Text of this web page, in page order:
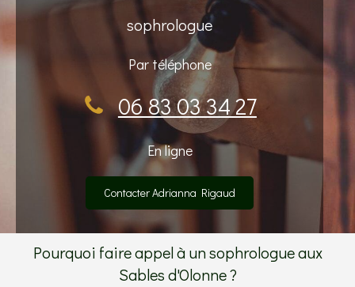
sophrologue
Par téléphone
06 83 03 34 27
En ligne
Contacter Adrianna Rigaud
Pourquoi faire appel à un sophrologue aux
Sables d'Olonne ?